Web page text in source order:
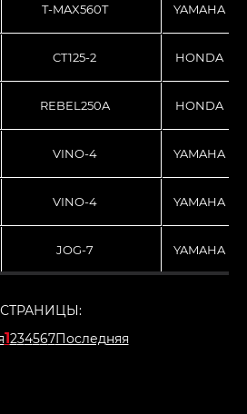
T-MAX560T YAMAHA
CT125-2 HONDA
REBEL250A HONDA
VINO-4 YAMAHA
VINO-4 YAMAHA
JOG-7 YAMAHA
СТРАНИЦЫ:
1234567Последняя